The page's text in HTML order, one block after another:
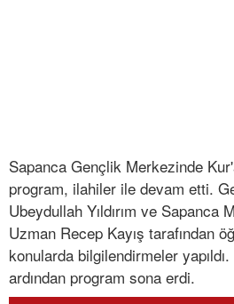
Sapanca Gençlik Merkezinde
program, ilahiler ile devam etti.
Ubeydullah Yıldırım ve Sapanca
Uzman Recep Kayış tarafından
konularda bilgilendirmeler yapıldı.
ardından program sona erdi.